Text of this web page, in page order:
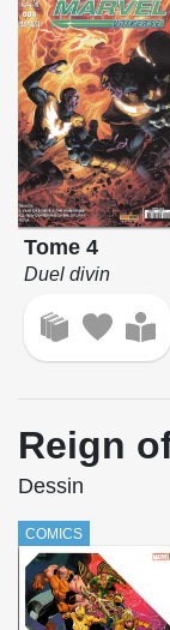
Tome 4
Duel divin
Reign
Dessin
COMICS